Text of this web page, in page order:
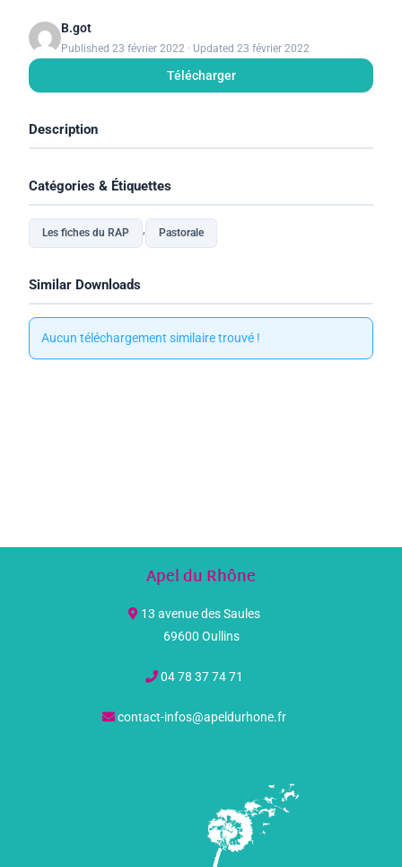
B.got
Published 23 février 2022 · Updated 23 février 2022
Télécharger
Description
Catégories & Étiquettes
Les fiches du RAP , Pastorale
Similar Downloads
Aucun téléchargement similaire trouvé !
Apel du Rhône
13 avenue des Saules
69600 Oullins
04 78 37 74 71
contact-infos@apeldurhone.fr